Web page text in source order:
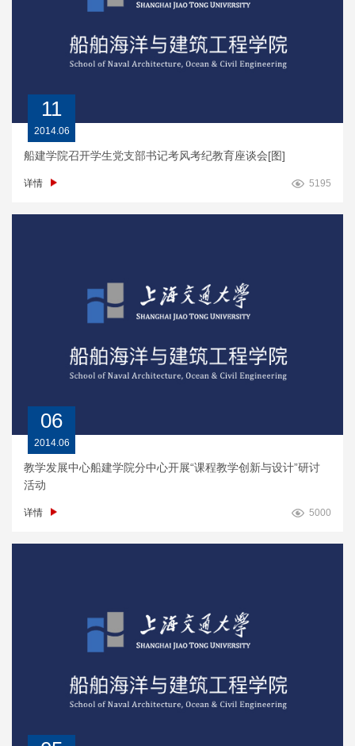
11
2014.06
船建学院召开学生党支部书记考风考纪教育座谈会[图]
详情 5195
06
2014.06
教学发展中心船建学院分中心开展“课程教学创新与设计”研讨
活动
详情 5000